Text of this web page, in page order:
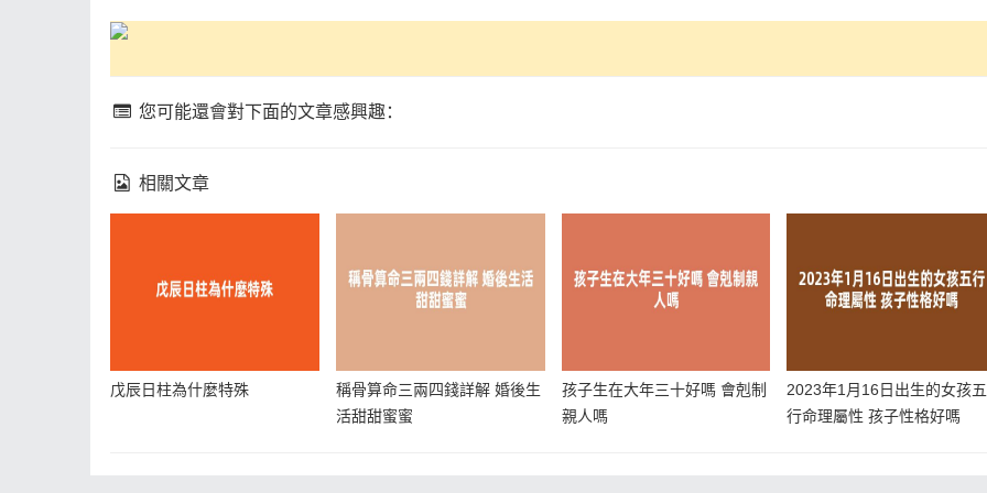
您可能還會對下面的文章感興趣：
相關文章
戊辰日柱為什麼特殊
稱骨算命三兩四錢詳解 婚後生
活甜甜蜜蜜
孩子生在大年三十好嗎 會剋制
親人嗎
2023年1月16日出生的女孩五
行命理屬性 孩子性格好嗎